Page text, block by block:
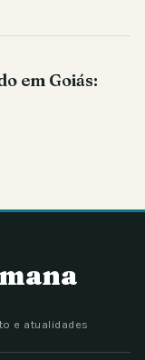
em Goiás:
e atualidades